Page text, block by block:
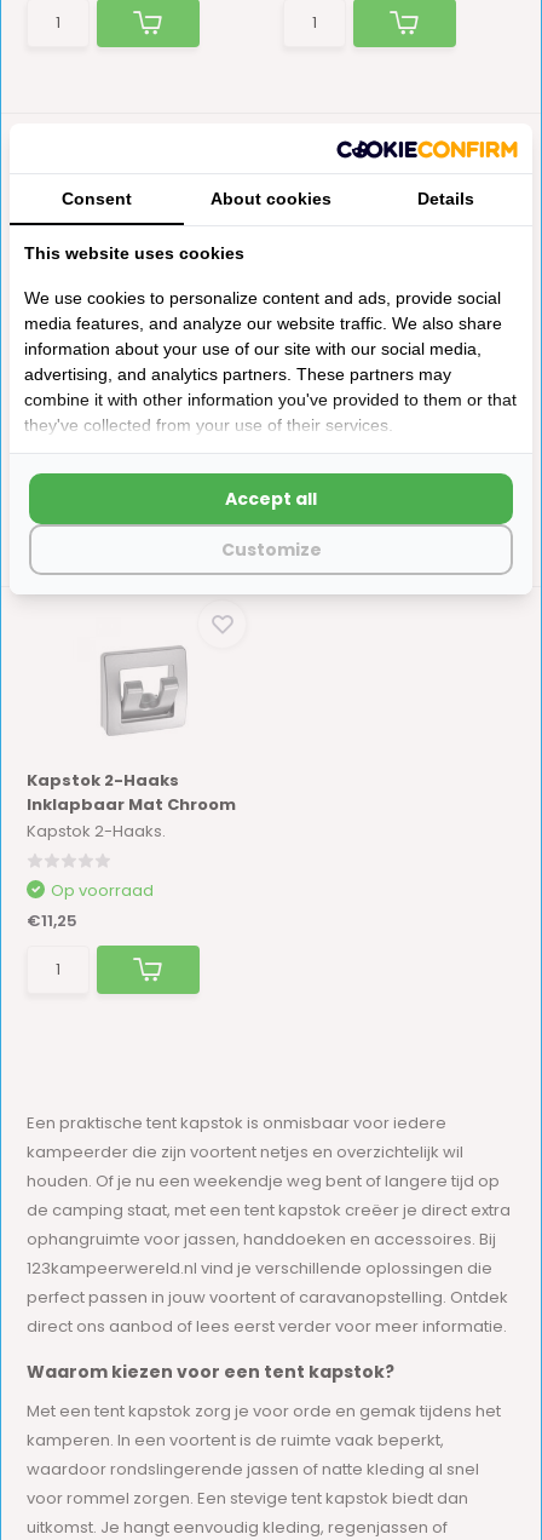
Wandhaak 2-Haaks
Opschroefbaar. Aluminium
uitvoering.
Op voorraad
€9,15
Wandhaak 1-Haaks
Opschroefbaar. Aluminium
uitvoering.
Op voorraad
€6,45
Kapstok 2-Haaks
Inklapbaar Mat Chroom
Kapstok 2-Haaks.
Op voorraad
€11,25
Een praktische tent kapstok is onmisbaar voor iedere
kampeerder die zijn voortent netjes en overzichtelijk wil
houden. Of je nu een weekendje weg bent of langere tijd op
de camping staat, met een tent kapstok creëer je direct extra
ophangruimte voor jassen, handdoeken en accessoires. Bij
123kampeerwereld.nl vind je verschillende oplossingen die
perfect passen in jouw voortent of caravanopstelling. Ontdek
direct ons aanbod of lees eerst verder voor meer informatie.
Waarom kiezen voor een tent kapstok?
Met een tent kapstok zorg je voor orde en gemak tijdens het
kamperen. In een voortent is de ruimte vaak beperkt,
waardoor rondslingerende jassen of natte kleding al snel
voor rommel zorgen. Een stevige tent kapstok biedt dan
uitkomst. Je hangt eenvoudig kleding, regenjassen of
Consent About cookies Details
This website uses cookies
We use cookies to personalize content and ads, provide social
media features, and analyze our website traffic. We also share
information about your use of our site with our social media,
advertising, and analytics partners. These partners may
combine it with other information you've provided to them or that
they've collected from your use of their services.
Customize
Accept all